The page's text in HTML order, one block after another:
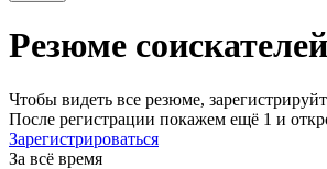
Резюме
Чтобы видеть все резюме,
После регистрации покажем ещё 1 и
Зарегистрироваться
За всё время